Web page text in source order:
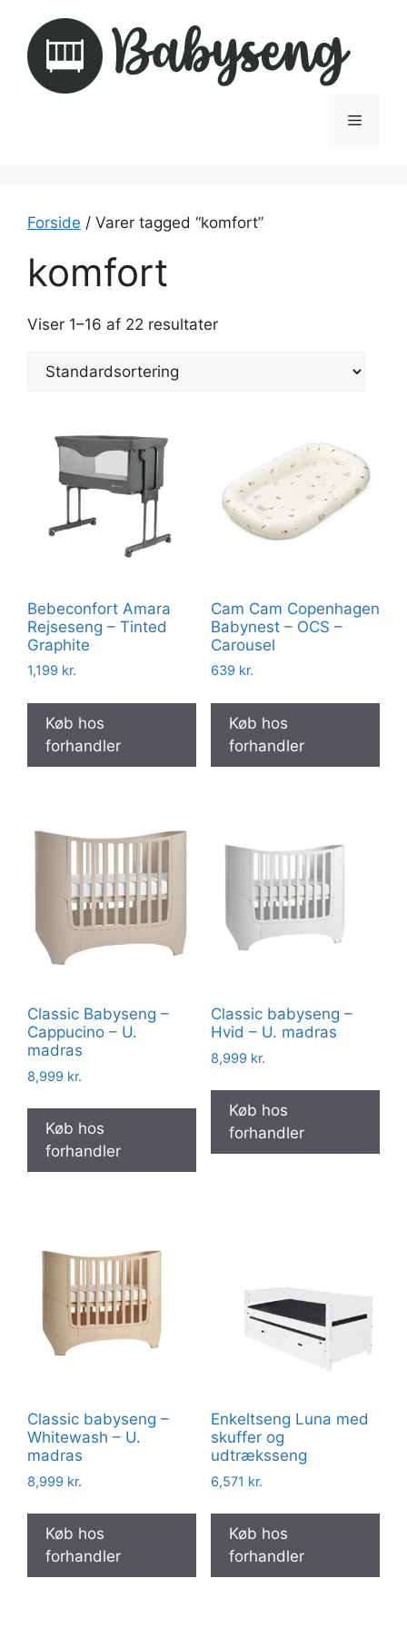
indhold
Menu
Forside / Varer tagged “komfort”
komfort
Viser 1–16 af 22 resultater
Bebeconfort Amara
Rejseseng – Tinted
Graphite
1,199 kr.
Køb hos
forhandler
Cam Cam Copenhagen
Babynest – OCS –
Carousel
639 kr.
Køb hos
forhandler
Classic Babyseng –
Cappucino – U.
madras
8,999 kr.
Køb hos
forhandler
Classic babyseng –
Hvid – U. madras
8,999 kr.
Køb hos
forhandler
Classic babyseng –
Whitewash – U.
madras
8,999 kr.
Køb hos
forhandler
Enkeltseng Luna med
skuffer og
udtræksseng
6,571 kr.
Køb hos
forhandler